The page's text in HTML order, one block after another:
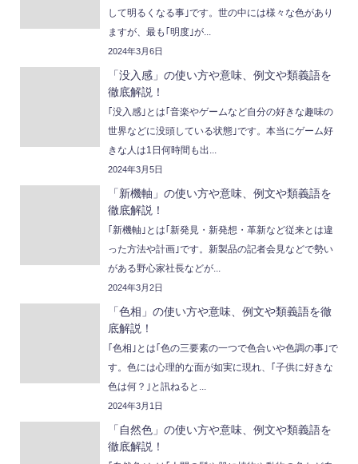
して明るくなる事｣です。世の中には様々な色があり
ますが、最も｢明度｣が...
2024年3月6日
「没入感」の使い方や意味、例文や類義語を
徹底解説！
｢没入感｣とは｢音楽やゲームなど自分の好きな趣味の
世界などに没頭している状態｣です。本当にゲーム好
きな人は1日何時間も出...
2024年3月5日
「新機軸」の使い方や意味、例文や類義語を
徹底解説！
｢新機軸｣とは｢新発見・新発想・革新など従来とは違
った方法や計画｣です。新製品の記者会見などで勢い
がある野心家社長などが...
2024年3月2日
「色相」の使い方や意味、例文や類義語を徹
底解説！
｢色相｣とは｢色の三要素の一つで色合いや色調の事｣で
す。色には心理的な面が如実に現れ、｢子供に好きな
色は何？｣と訊ねると...
2024年3月1日
「自然色」の使い方や意味、例文や類義語を
徹底解説！